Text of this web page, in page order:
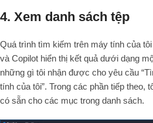
4. Xem danh sách tệp
Quá trình tìm kiếm trên máy tính của
và Copilot hiển thị kết quả dưới dạng
những gì tôi nhận được cho yêu cầu
tính của tôi”. Trong các phần tiếp theo,
có sẵn cho các mục trong danh sách.